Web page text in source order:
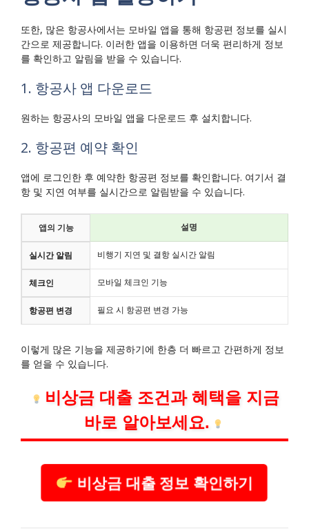
또한, 많은 항공사에서는 모바일 앱을 통해 항공편 정보를 실시
간으로 제공합니다. 이러한 앱을 이용하면 더욱 편리하게 정보
를 확인하고 알림을 받을 수 있습니다.
1. 항공사 앱 다운로드
원하는 항공사의 모바일 앱을 다운로드 후 설치합니다.
2. 항공편 예약 확인
앱에 로그인한 후 예약한 항공편 정보를 확인합니다. 여기서 결
항 및 지연 여부를 실시간으로 알림받을 수 있습니다.
앱의 기능 설명
실시간 알림 비행기 지연 및 결항 실시간 알림
체크인 모바일 체크인 기능
항공편 변경 필요 시 항공편 변경 가능
이렇게 많은 기능을 제공하기에 한층 더 빠르고 간편하게 정보
를 얻을 수 있습니다.
비상금 대출 조건과 혜택을 지금
바로 알아보세요.
비상금 대출 정보 확인하기